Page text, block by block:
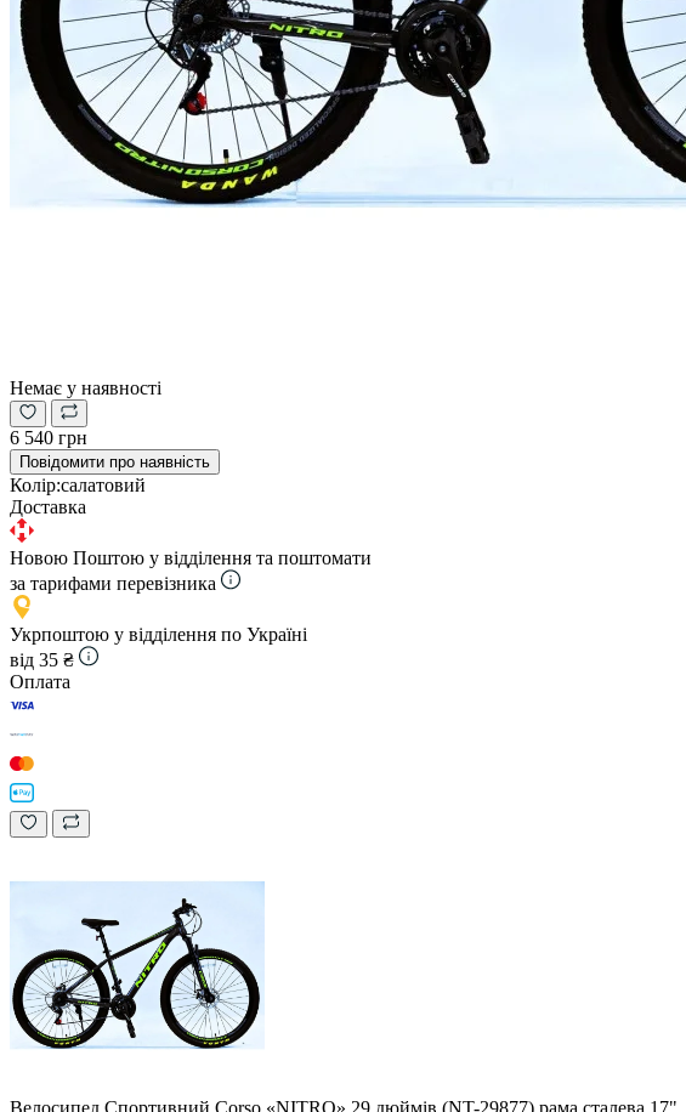
Немає у наявності
6 540 грн
Повідомити про наявність
Колір:салатовий
Доставка
Новою Поштою у відділення та поштомати
за тарифами перевізника
Укрпоштою у відділення по Україні
від 35 ₴
Оплата
Велоcипед Спортивний Corso «NITRO» 29 дюймів (NT-29877) рама сталева 17",